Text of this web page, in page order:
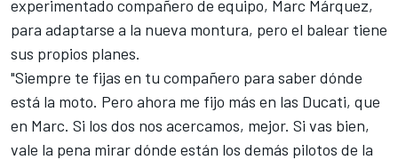
experimentado compañero de equipo, Marc Márquez,
para adaptarse a la nueva montura, pero el balear tiene
sus propios planes.
"Siempre te fijas en tu compañero para saber dónde
está la moto. Pero ahora me fijo más en las Ducati, que
en Marc. Si los dos nos acercamos, mejor. Si vas bien,
vale la pena mirar dónde están los demás pilotos de la